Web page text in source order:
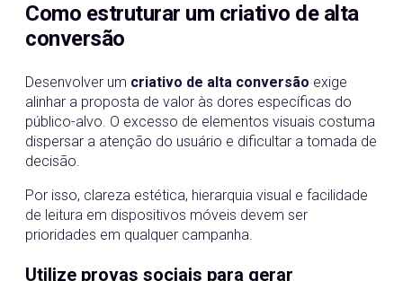
Como estruturar um criativo de alta
conversão
Desenvolver um criativo de alta conversão exige
alinhar a proposta de valor às dores específicas do
público-alvo. O excesso de elementos visuais costuma
dispersar a atenção do usuário e dificultar a tomada de
decisão.
Por isso, clareza estética, hierarquia visual e facilidade
de leitura em dispositivos móveis devem ser
prioridades em qualquer campanha.
Utilize provas sociais para gerar